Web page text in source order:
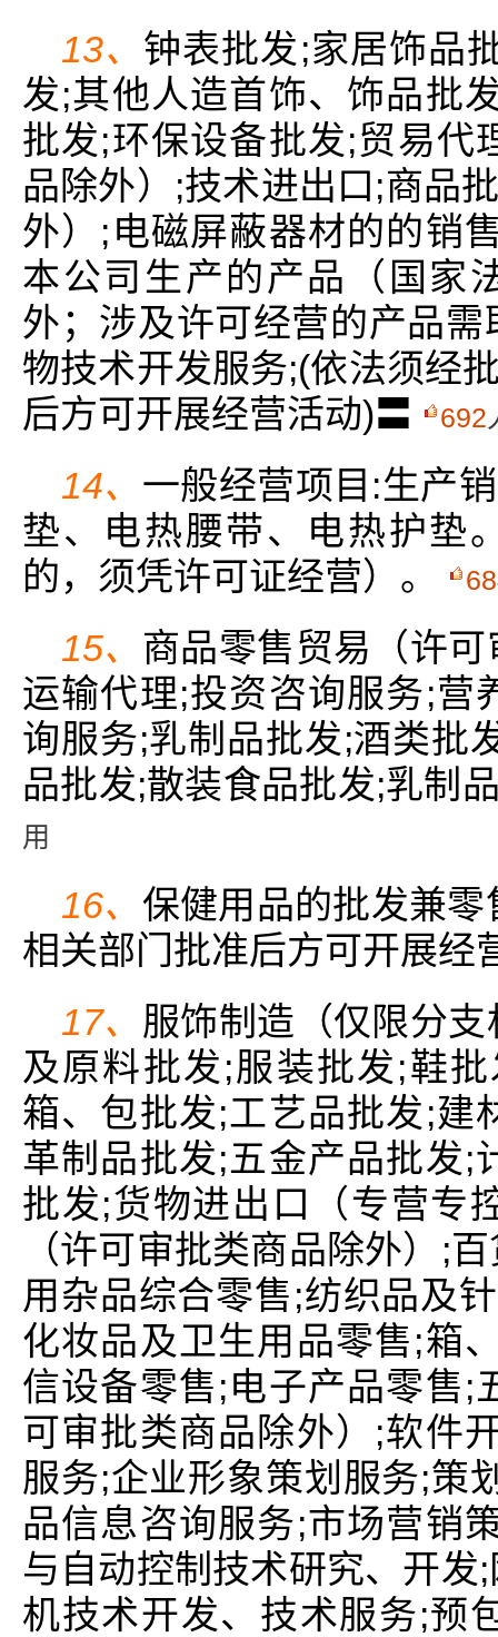
13、 钟表批发;家居饰品
发;其他人造首饰、饰品批
批发;环保设备批发;贸易代
品除外）;技术进出口;商品
外）;电磁屏蔽器材的的销
本公司生产的产品（国家
外；涉及许可经营的产品
物技术开发服务;(依法须经
后方可开展经营活动)〓
692
14、 一般经营项目:生产
垫、电热腰带、电热护垫
的，须凭许可证经营）。
15、 商品零售贸易（许
运输代理;投资咨询服务;营
询服务;乳制品批发;酒类批
品批发;散装食品批发;乳制
用
16、 保健用品的批发兼
相关部门批准后方可开展经
17、 服饰制造（仅限分
及原料批发;服装批发;鞋
箱、包批发;工艺品批发;建
革制品批发;五金产品批发;
批发;货物进出口（专营专
（许可审批类商品除外）;
用杂品综合零售;纺织品及
化妆品及卫生用品零售;箱
信设备零售;电子产品零售;
可审批类商品除外）;软件
服务;企业形象策划服务;策
品信息咨询服务;市场营销
与自动控制技术研究、开
机技术开发、技术服务;预